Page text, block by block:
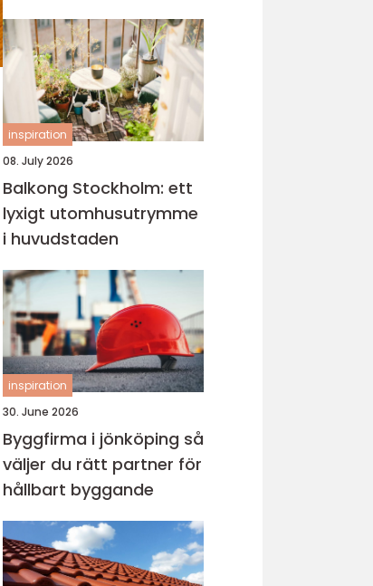
genomtänkt
inspiration
08. July 2026
Balkong Stockholm: ett
lyxigt utomhusutrymme
i huvudstaden
inspiration
30. June 2026
Byggfirma i jönköping så
väljer du rätt partner för
hållbart byggande